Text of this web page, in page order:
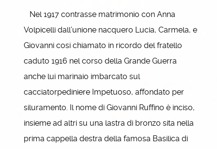
Nel 1917 contrasse matrimonio con Anna
Volpicelli dall’unione nacquero Lucia, Carmela, e
Giovanni cosi chiamato in ricordo del fratello
caduto 1916 nel corso della Grande Guerra
anche lui marinaio imbarcato sul
cacciatorpediniere Impetuoso, affondato per
siluramento. Il nome di Giovanni Ruffino è inciso,
insieme ad altri su una lastra di bronzo sita nella
prima cappella destra della famosa Basilica di